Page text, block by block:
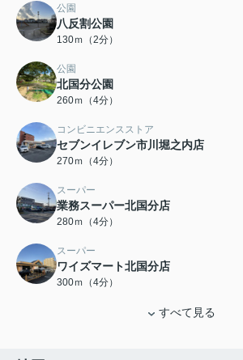
公園
八反割公園
130ｍ（2分）
公園
北国分公園
260ｍ（4分）
コンビニエンスストア
セブンイレブン市川堀之内店
270ｍ（4分）
スーパー
業務スーパー北国分店
280ｍ（4分）
スーパー
ワイズマート北国分店
300ｍ（4分）
すべて見る